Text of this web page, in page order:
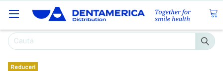
Caută
Reduceri